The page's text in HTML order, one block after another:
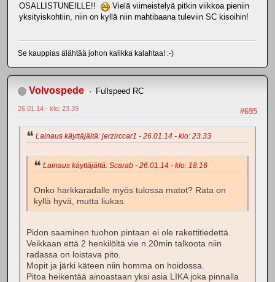
OSALLISTUNEILLE!!
Vielä viimeistelyä pitkin viikkoa pieniin
yksityiskohtiin, niin on kyllä niin mahtibaana tuleviin SC kisoihin!
Se kauppias älähtää johon kalikka kalahtaa! :-)
Volvospede Fullspeed RC
#695
26.01.14 - klo: 23.39
Lainaus käyttäjältä: jerzirccar1 - 26.01.14 - klo: 23.33
Lainaus käyttäjältä: Scarab - 26.01.14 - klo: 18.16
Onko harkkaradalle myös tulossa matot? Rata on
kyllä hyvä, mutta liukas.
Pidon saaminen tuohon pintaan ei ole rakettitiedettä.
Veikkaan että 2 henkilöltä vie n.20min talkoota niin
radassa on loistava pito.
Mopit ja järki käteen niin homma on hoidossa.
Pitoa heikentää ainoastaan yksi asia LIKA joka pinnalla